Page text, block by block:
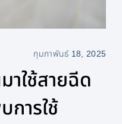
กุมภาพันธ์ 18, 2025
าใช้สายฉีด
การใช้